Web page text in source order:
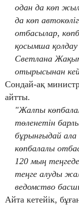
одан да көп
да көп
отбасылар,
қосымша
Светлана
отырысынан
Сондай-ақ
айтты.
"Жалпы
төленетін
бұрынғыдай ала
көпбалалы
120 мың
теңге алуды
ведомство
Айта кетейік,